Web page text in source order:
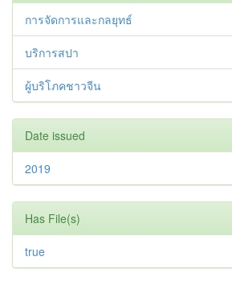
การจัดการและกลยุทธ์
บริการสปา
ผู้บริโภคชาวจีน
Date issued
2019
Has File(s)
true